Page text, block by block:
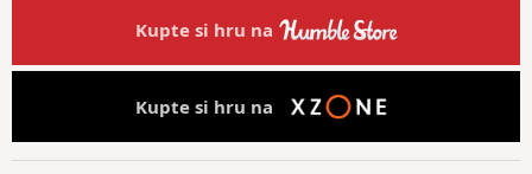
Kupte si hru na
Kupte si hru na